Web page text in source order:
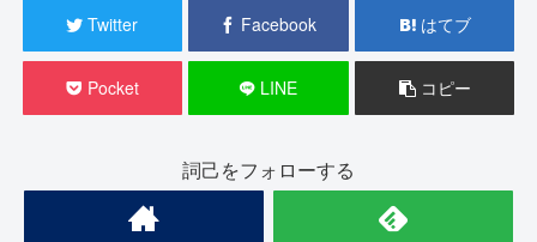
Twitter Facebook はてブ
Pocket LINE コピー
詞己をフォローする